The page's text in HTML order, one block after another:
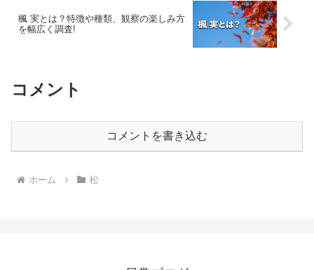
楓 実とは？特徴や種類、観察の楽しみ方
を幅広く調査!
コメント
コメントを書き込む
ホーム 松